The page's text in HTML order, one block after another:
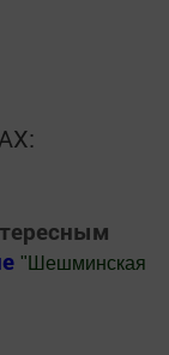
" Шешминская